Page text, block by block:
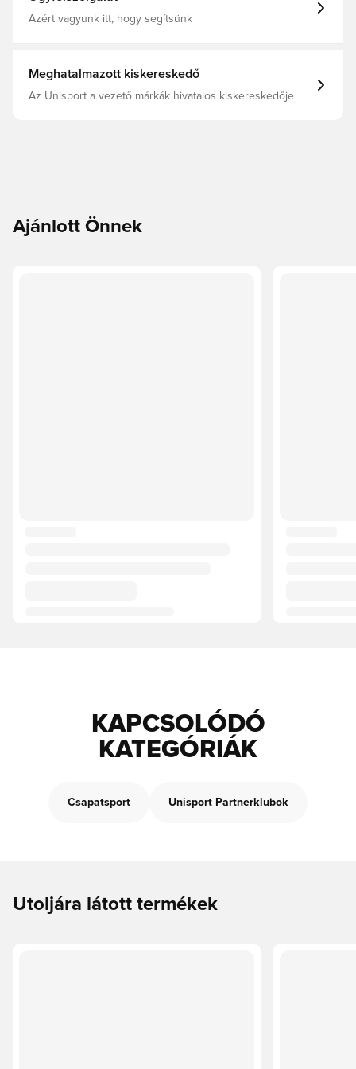
Azért vagyunk itt, hogy segítsünk
Meghatalmazott kiskereskedő
Az Unisport a vezető márkák hivatalos kiskereskedője
Ajánlott Önnek
KAPCSOLÓDÓ
KATEGÓRIÁK
Csapatsport Unisport Partnerklubok
Utoljára látott termékek